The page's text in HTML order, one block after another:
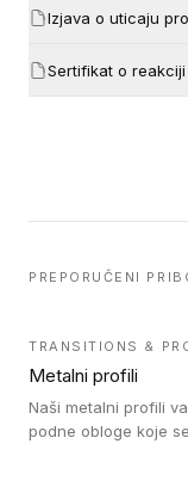
Izjava o uticaju
Sertifikat o
PREPORUČENI
TRANSITIONS &
Metalni profili
Naši metalni profili
podne obloge koje